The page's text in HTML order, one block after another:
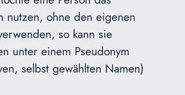
nutzen, ohne den eigenen
so kann sie
unter einem Pseudonym
selbst gewählten Namen)